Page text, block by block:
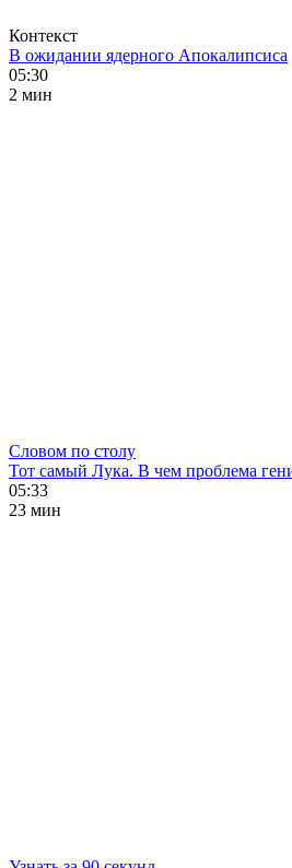
Контекст
В ожидании ядерного Апокалипсиса
05:30
2 мин
Словом по столу
Тот самый Лука. В чем проблема
05:33
23 мин